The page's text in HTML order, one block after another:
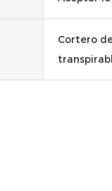
Cortero